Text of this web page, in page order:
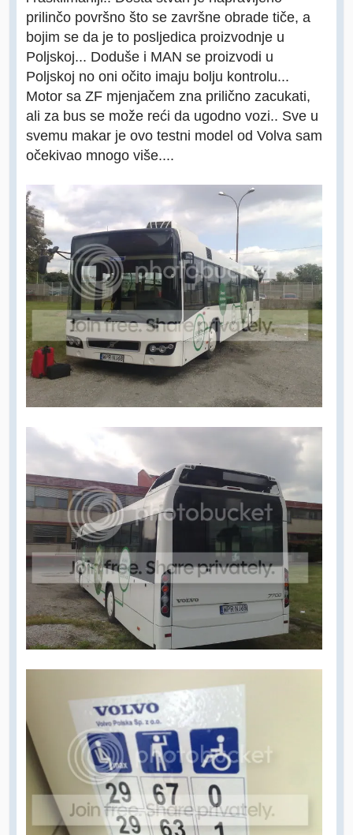
prilinčo površno što se završne obrade tiče, a
bojim se da je to posljedica proizvodnje u
Poljskoj... Doduše i MAN se proizvodi u
Poljskoj no oni očito imaju bolju kontrolu...
Motor sa ZF mjenjačem zna prilično zacukati,
ali za bus se može reći da ugodno vozi.. Sve u
svemu makar je ovo testni model od Volva sam
očekivao mnogo više....